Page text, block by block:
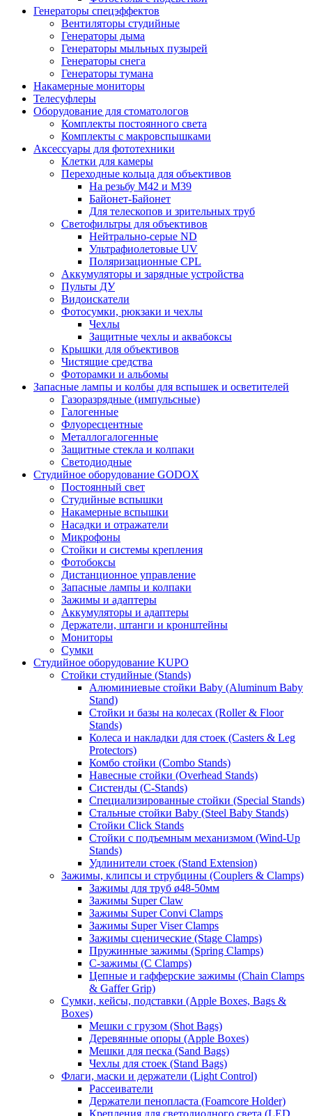
Генераторы спецэффектов
Вентиляторы студийные
Генераторы дыма
Генераторы мыльных пузырей
Генераторы снега
Генераторы тумана
Накамерные мониторы
Телесуфлеры
Оборудование для стоматологов
Комплекты постоянного света
Комплекты с макровспышками
Аксессуары для фототехники
Клетки для камеры
Переходные кольца для объективов
На резьбу М42 и М39
Байонет-Байонет
Для телескопов и зрительных труб
Светофильтры для объективов
Нейтрально-серые ND
Ультрафиолетовые UV
Поляризационные CPL
Аккумуляторы и зарядные устройства
Пульты ДУ
Видоискатели
Фотосумки, рюкзаки и чехлы
Чехлы
Защитные чехлы и аквабоксы
Крышки для объективов
Чистящие средства
Фоторамки и альбомы
Запасные лампы и колбы для вспышек и осветителей
Газоразрядные (импульсные)
Галогенные
Флуоресцентные
Металлогалогенные
Защитные стекла и колпаки
Светодиодные
Студийное оборудование GODOX
Постоянный свет
Студийные вспышки
Накамерные вспышки
Насадки и отражатели
Микрофоны
Стойки и системы крепления
Фотобоксы
Дистанционное управление
Запасные лампы и колпаки
Зажимы и адаптеры
Аккумуляторы и адаптеры
Держатели, штанги и кронштейны
Мониторы
Сумки
Студийное оборудование KUPO
Стойки студийные (Stands)
Алюминиевые стойки Baby (Aluminum Baby
Stand)
Стойки и базы на колесах (Roller & Floor
Stands)
Колеса и накладки для стоек (Casters & Leg
Protectors)
Комбо стойки (Combo Stands)
Навесные стойки (Overhead Stands)
Систенды (C-Stands)
Специализированные стойки (Special Stands)
Стальные стойки Baby (Steel Baby Stands)
Стойки Click Stands
Стойки с подъемным механизмом (Wind-Up
Stands)
Удлинители стоек (Stand Extension)
Зажимы, клипсы и струбцины (Couplers & Clamps)
Зажимы для труб ø48-50мм
Зажимы Super Claw
Зажимы Super Convi Clamps
Зажимы Super Viser Clamps
Зажимы сценические (Stage Clamps)
Пружинные зажимы (Spring Clamps)
С-зажимы (C Clamps)
Цепные и гафферские зажимы (Chain Clamps
& Gaffer Grip)
Сумки, кейсы, подставки (Apple Boxes, Bags &
Boxes)
Мешки с грузом (Shot Bags)
Деревянные опоры (Apple Boxes)
Мешки для песка (Sand Bags)
Чехлы для стоек (Stand Bags)
Флаги, маски и держатели (Light Control)
Рассеиватели
Держатели пенопласта (Foamcore Holder)
Крепления для светодиодного света (LED